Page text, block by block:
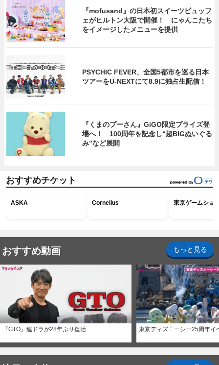
『mofusand』の日本初スイーツビュッフ
ェがヒルトン大阪で開催！ にゃんこたち
をイメージしたメニューを提供
PSYCHIC FEVER、全国5都市を巡る日本
ツアーをU‐NEXTにて8.9に独占生配信！
『くまのプーさん』GiGO限定プライズ登
場へ！ 100周年を記念し“超BIGぬいぐる
み”など展開
おすすめチケット
ASKA Cornelius 東京ゲームショ
おすすめ動画 もっと見る
『GTO』連ドラが28年ぶり復活 東京ディズニーシー25周年イ